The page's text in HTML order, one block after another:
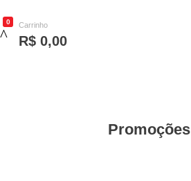
0 Carrinho
R$ 0,00
Promoções